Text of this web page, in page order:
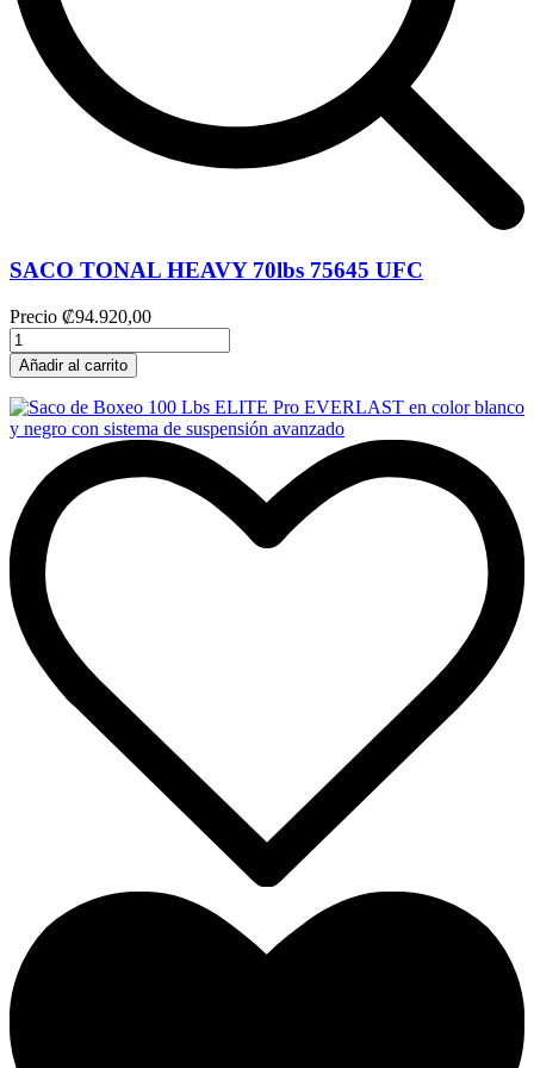
SACO TONAL HEAVY 70lbs 75645 UFC
Precio ₡94.920,00
Añadir al carrito